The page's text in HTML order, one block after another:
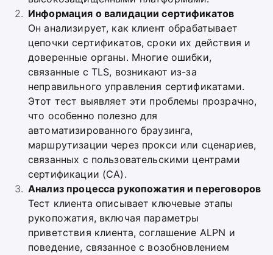
Информация о валидации сертификатов
Он анализирует, как клиент обрабатывает
цепочки сертификатов, сроки их действия и
доверенные органы. Многие ошибки,
связанные с TLS, возникают из-за
неправильного управления сертификатами.
Этот тест выявляет эти проблемы прозрачно,
что особенно полезно для
автоматизированного браузинга,
маршрутизации через прокси или сценариев,
связанных с пользовательскими центрами
сертификации (CA).
Анализ процесса рукопожатия и переговоров
Тест клиента описывает ключевые этапы
рукопожатия, включая параметры
приветствия клиента, соглашение ALPN и
поведение, связанное с возобновлением